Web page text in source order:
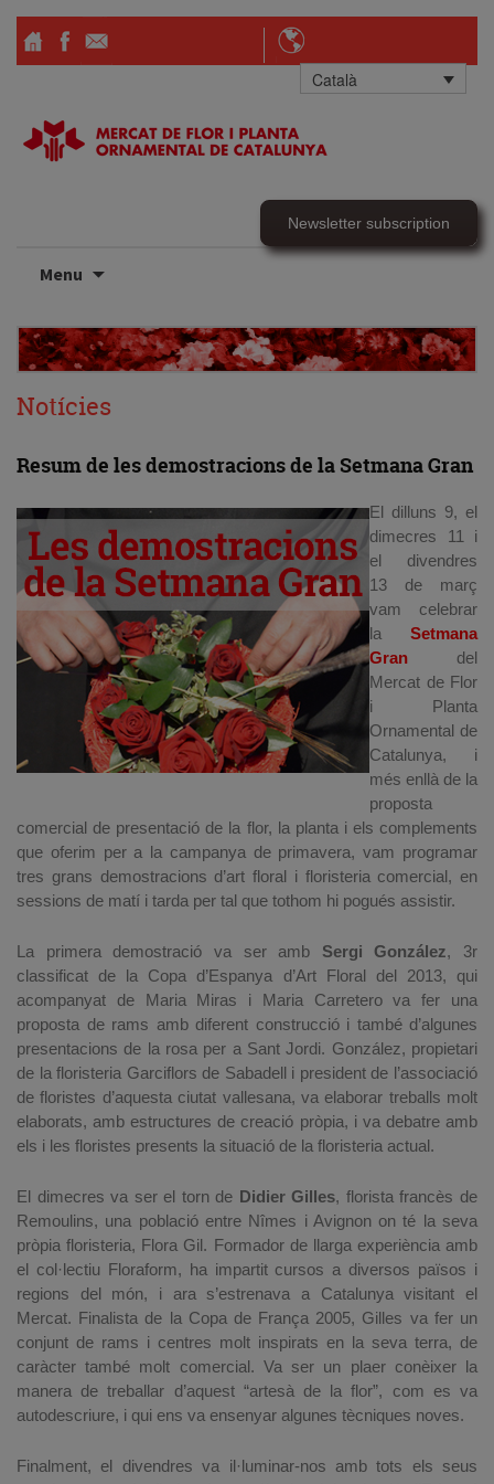
Català
Newsletter subscription
Menu
Notícies
Resum de les demostracions de la Setmana Gran
El dilluns 9, el
dimecres 11 i
el divendres
13 de març
vam celebrar
la Setmana
Gran del
Mercat de Flor
i Planta
Ornamental de
Catalunya, i
més enllà de la
proposta
comercial de presentació de la flor, la planta i els complements
que oferim per a la campanya de primavera, vam programar
tres grans demostracions d’art floral i floristeria comercial, en
sessions de matí i tarda per tal que tothom hi pogués assistir.
La primera demostració va ser amb Sergi González, 3r
classificat de la Copa d’Espanya d’Art Floral del 2013, qui
acompanyat de Maria Miras i Maria Carretero va fer una
proposta de rams amb diferent construcció i també d’algunes
presentacions de la rosa per a Sant Jordi. González, propietari
de la floristeria Garciflors de Sabadell i president de l’associació
de floristes d’aquesta ciutat vallesana, va elaborar treballs molt
elaborats, amb estructures de creació pròpia, i va debatre amb
els i les floristes presents la situació de la floristeria actual.
El dimecres va ser el torn de Didier Gilles, florista francès de
Remoulins, una població entre Nîmes i Avignon on té la seva
pròpia floristeria, Flora Gil. Formador de llarga experiència amb
el col·lectiu Floraform, ha impartit cursos a diversos països i
regions del món, i ara s’estrenava a Catalunya visitant el
Mercat. Finalista de la Copa de França 2005, Gilles va fer un
conjunt de rams i centres molt inspirats en la seva terra, de
caràcter també molt comercial. Va ser un plaer conèixer la
manera de treballar d’aquest “artesà de la flor”, com es va
autodescriure, i qui ens va ensenyar algunes tècniques noves.
Finalment, el divendres va il·luminar-nos amb tots els seus